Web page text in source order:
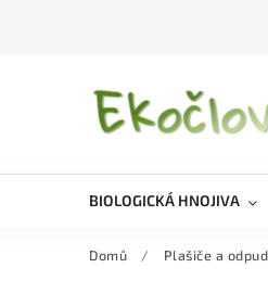
BIOLOGICKÁ HNOJIVA
Domů / Plašiče a